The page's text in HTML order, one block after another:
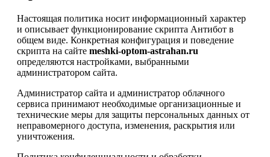
Настоящая политика носит информационный характер
и описывает функционирование скрипта Антибот в
общем виде. Конкретная конфигурация и поведение
скрипта на сайте meshki-optom-astrahan.ru
определяются настройками, выбранными
администратором сайта.
Администратор сайта и администратор облачного
сервиса принимают необходимые организационные и
технические меры для защиты персональных данных от
неправомерного доступа, изменения, раскрытия или
уничтожения.